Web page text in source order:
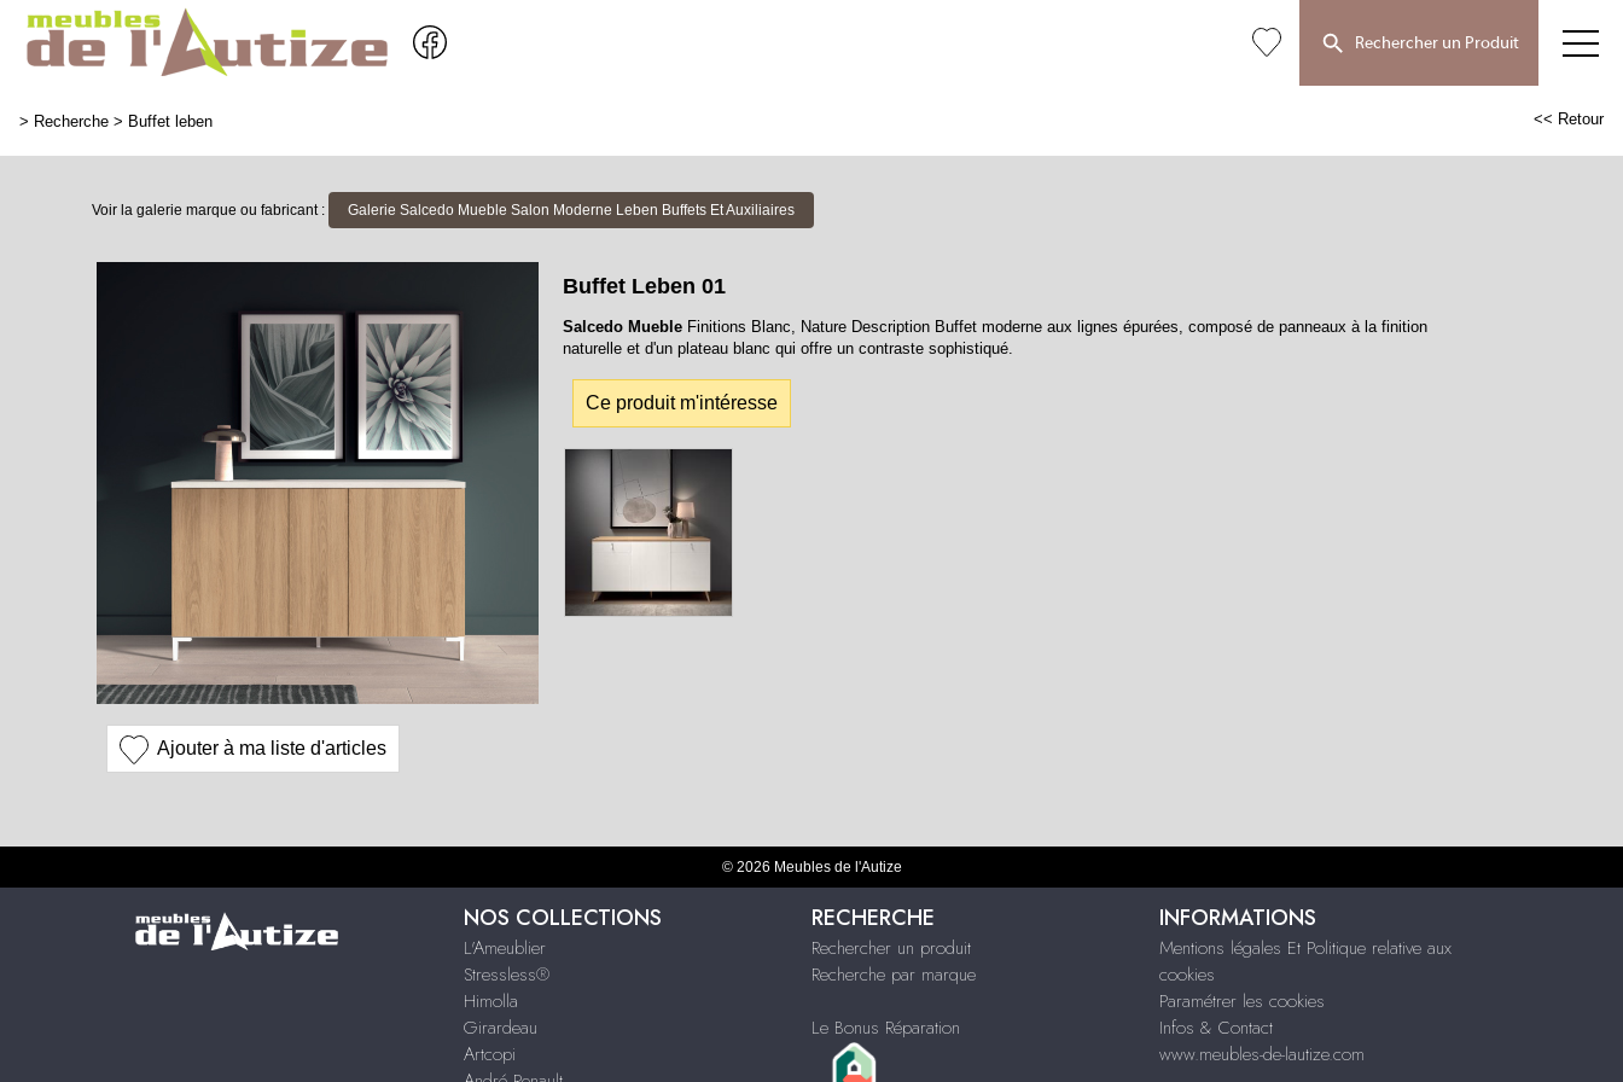
Rechercher un Produit
> Recherche > Buffet leben << Retour
Voir la galerie marque ou fabricant : Galerie Salcedo Mueble Salon Moderne Leben Buffets Et Auxiliaires
Ajouter à ma liste d'articles
Buffet Leben 01
Salcedo Mueble Finitions Blanc, Nature Description Buffet moderne aux lignes épurées, composé de panneaux à la finition
naturelle et d'un plateau blanc qui offre un contraste sophistiqué.
Ce produit m'intéresse
© 2026 Meubles de l'Autize
NOS COLLECTIONS
L'Ameublier
Stressless®
Himolla
Girardeau
Artcopi
RECHERCHE
Rechercher un produit
Recherche par marque
Le Bonus Réparation
INFORMATIONS
Mentions légales Et Politique relative aux
cookies
Paramétrer les cookies
Infos & Contact
www.meubles-de-lautize.com